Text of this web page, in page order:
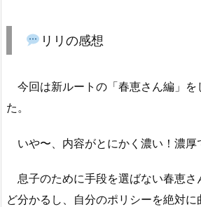
リリの感想
今回は新ルートの「春恵さん編」を
た。
いや〜、内容がとにかく濃い！濃厚
息子のために手段を選ばない春恵さ
ど分かるし、自分のポリシーを絶対